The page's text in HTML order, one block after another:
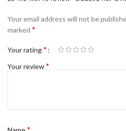
Your email address will not be
marked *
Your rating*
Your review*